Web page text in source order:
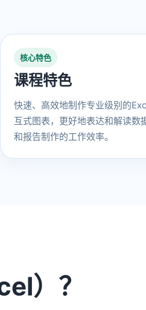
核心特色
课程特色
快速、高效地制作专业级别的
互式图表，更好地表达和解读数
和报告制作的工作效率。
）？